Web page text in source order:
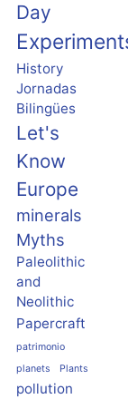
Day
History
Jornadas
Bilingües
Let's
Know
Europe
minerals
Myths
Paleolithic
and
Neolithic
Papercraft
patrimonio
planets
Plants
pollution